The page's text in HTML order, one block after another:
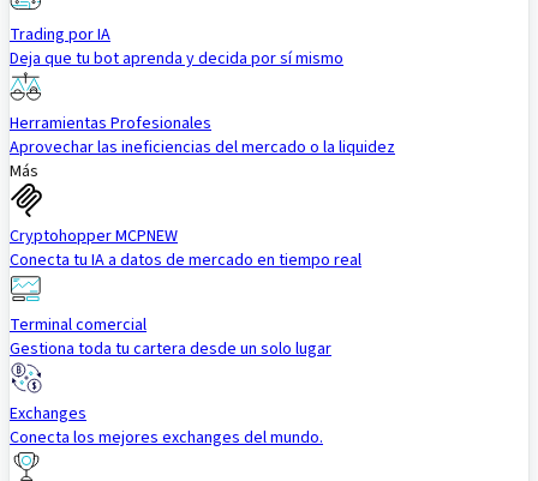
Trading por IA
Deja que tu bot aprenda y decida por sí mismo
Herramientas Profesionales
Aprovechar las ineficiencias del mercado o la liquidez
Más
Cryptohopper MCPNEW
Conecta tu IA a datos de mercado en tiempo real
Terminal comercial
Gestiona toda tu cartera desde un solo lugar
Exchanges
Conecta los mejores exchanges del mundo.